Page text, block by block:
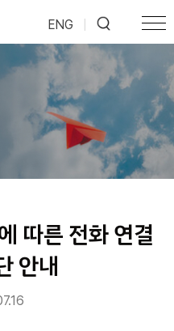
ENG
따른 전화 연결
안내